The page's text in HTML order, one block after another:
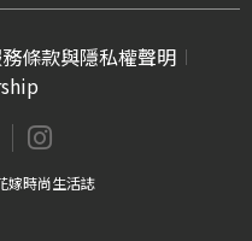
條款與隱私權聲明
時尚生活誌